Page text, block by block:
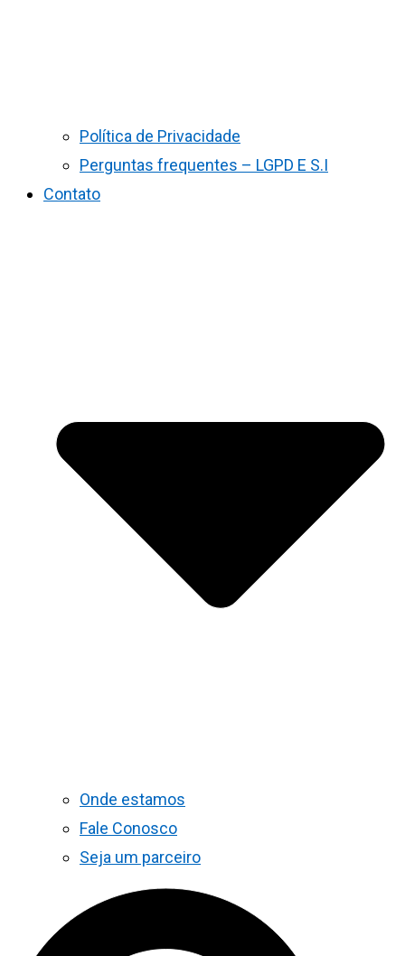
Política de Privacidade
Perguntas frequentes – LGPD E S.I
Contato
Onde estamos
Fale Conosco
Seja um parceiro